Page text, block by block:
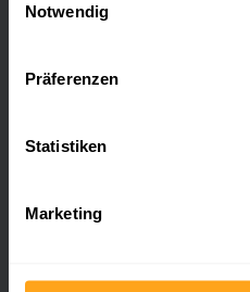
Notwendig
Präferenzen
Statistiken
Marketing
Höchst- und
Heizölpreis-
Zeitraum